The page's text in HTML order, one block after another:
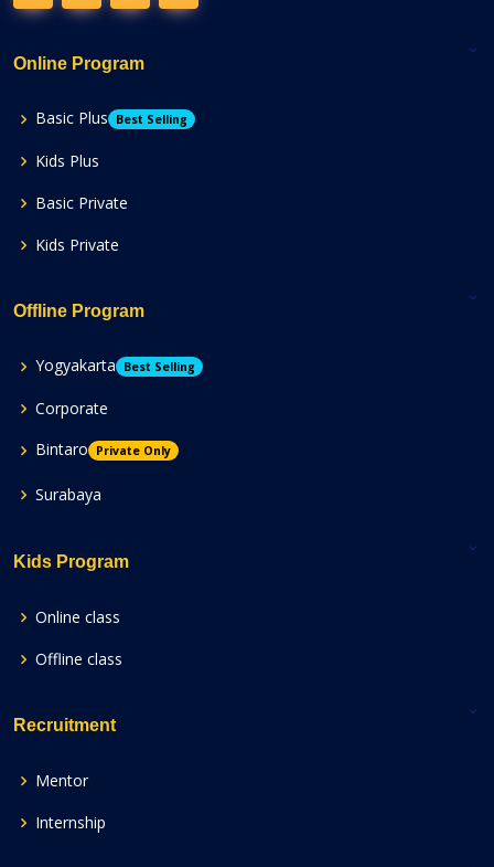
Online Program
Basic Plus Best Selling
Kids Plus
Basic Private
Kids Private
Offline Program
Yogyakarta Best Selling
Corporate
Bintaro
Private Only
Surabaya
Kids Program
Online class
Offline class
Recruitment
Mentor
Internship